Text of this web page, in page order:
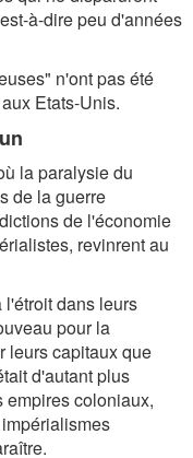
à-dire peu d'années
n'ont pas été
Etats-Unis.
la paralysie du
de la guerre
de l'économie
revinrent au
dans leurs
pour la
leurs capitaux que
d'autant plus
empires coloniaux,